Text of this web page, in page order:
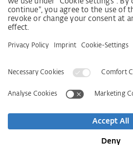
Imprint AGB Privacy Statement
Newsletter